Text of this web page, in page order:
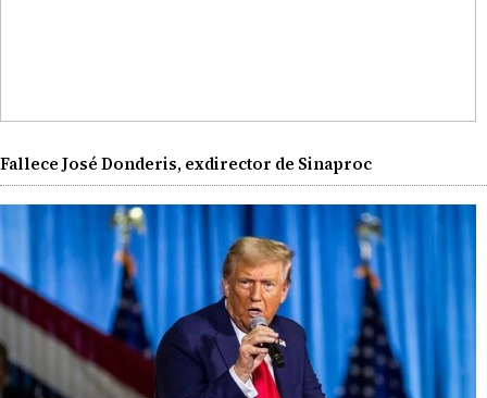
Fallece José Donderis, exdirector de Sinaproc